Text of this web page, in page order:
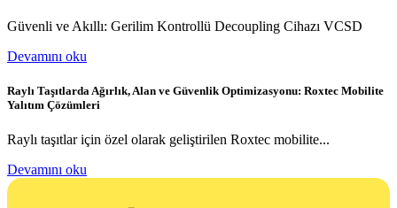
Güvenli ve Akıllı: Gerilim Kontrollü Decoupling Cihazı VCSD
Devamını oku
Raylı Taşıtlarda Ağırlık, Alan ve Güvenlik Optimizasyonu: Roxtec Mobilite
Yalıtım Çözümleri
Raylı taşıtlar için özel olarak geliştirilen Roxtec mobilite...
Devamını oku